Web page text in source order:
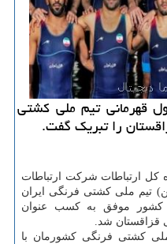
قهرمانی تیم ملی کشتی
را تبریک گفت.
کل ارتباطات شرکت ارتباطات
روز گذشته (۲۵ فروردین) تیم ملی کشتی فرنگی ایران
کشور موفق به کسب عنوان
قزاقستان شد.
کشتی فرنگی کشورمان با